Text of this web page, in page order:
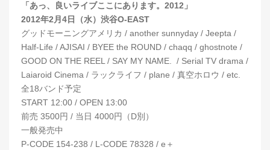
「あっ、良いライブここにあります。2012」
2012年2月4日（水）渋谷O-EAST
グッドモーニングアメリカ / another sunnyday / Jeepta /
Half-Life / AJISAI / BYEE the ROUND / chaqq / ghostnote /
GOOD ON THE REEL / SAY MY NAME. / Serial TV drama /
Laiaroid Cinema / ラックライフ / plane / 真空ホロウ / etc.
全18バンド予定
START 12:00 / OPEN 13:00
前売 3500円 / 当日 4000円（D別）
一般発売中
P-CODE 154-238 / L-CODE 78328 / e＋